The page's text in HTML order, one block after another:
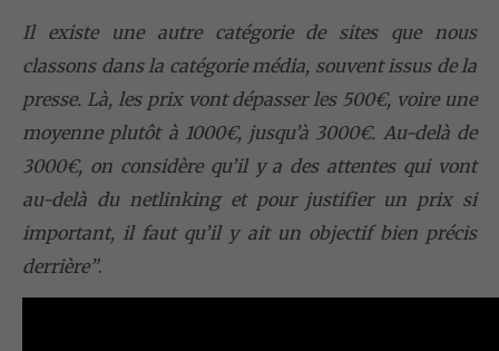
Il existe une autre catégorie de sites que nous
classons dans la catégorie média, souvent issus de la
presse. Là, les prix vont dépasser les 500€, voire une
moyenne plutôt à 1000€, jusqu’à 3000€. Au-delà de
3000€, on considère qu’il y a des attentes qui vont
au-delà du netlinking et pour justifier un prix si
important, il faut qu’il y ait un objectif bien précis
derrière”.